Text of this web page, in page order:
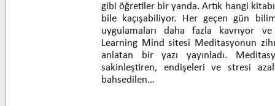
gibi öğretiler bir yanda. Artık hangi
bile kaçışabiliyor. Her geçen gün
uygulamaları daha fazla kavrıyor ve
Learning Mind sitesi Meditasyonun
anlatan bir yazı yayınladı.
sakinleştiren, endişeleri ve stresi
bahsedilen…